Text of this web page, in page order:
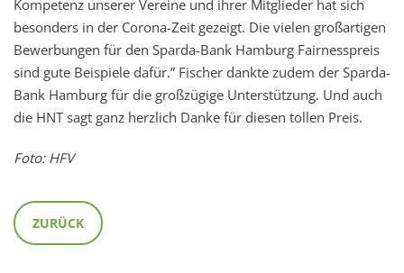
Kompetenz unserer Vereine und ihrer Mitglieder hat sich
besonders in der Corona-Zeit gezeigt. Die vielen großartigen
Bewerbungen für den Sparda-Bank Hamburg Fairnesspreis
sind gute Beispiele dafür.” Fischer dankte zudem der Sparda-
Bank Hamburg für die großzügige Unterstützung. Und auch
die HNT sagt ganz herzlich Danke für diesen tollen Preis.
Foto: HFV
ZURÜCK